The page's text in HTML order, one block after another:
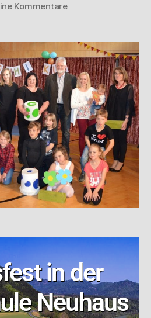
Kommentare
in der
Neuhaus